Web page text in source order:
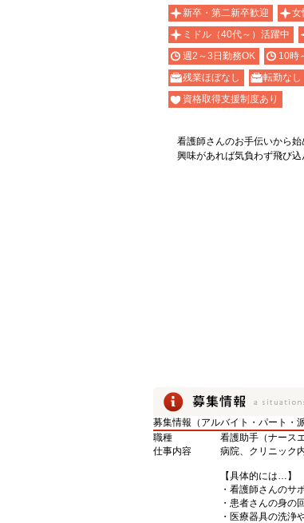
新卒・第二新卒歓迎 女
ミドル（40代～）活躍中
週2～3日勤務OK
10時
残業ほぼなし
転勤なし
資格取得支援制度あり
看護師さんのお手伝いから始
興味があれば気負わず飛び込
募集情報（アルバイト・パート・
職種
看護助手（ナース
仕事内容
病院、クリニック
【具体的には…】
・看護師さんのサ
・患者さんの身の
・医療器具の洗浄